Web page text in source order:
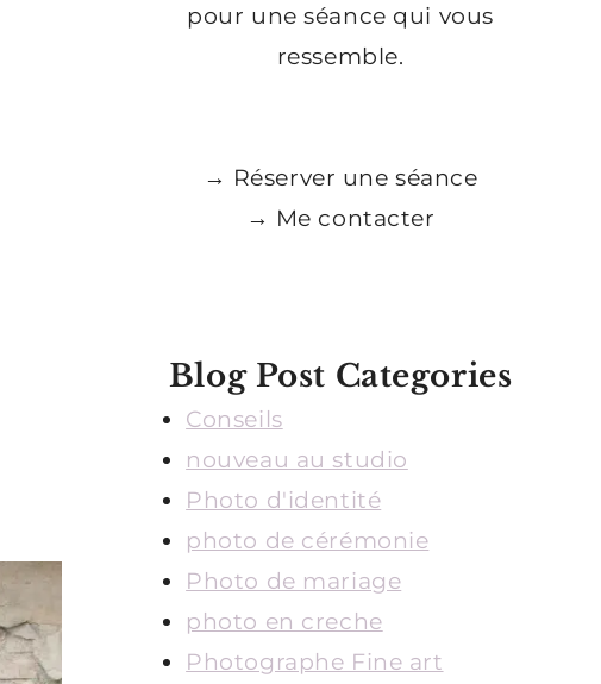
pour une séance qui vous
ressemble.
→ Réserver une séance
→ Me contacter
Blog Post Categories
Conseils
nouveau au studio
Photo d'identité
photo de cérémonie
Photo de mariage
photo en creche
Photographe Fine art